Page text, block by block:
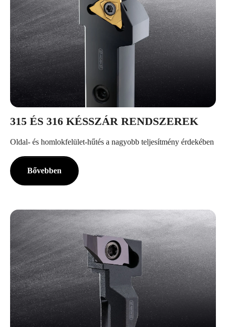
315 ÉS 316 KÉSSZÁR RENDSZEREK
Oldal- és homlokfelület-hűtés a nagyobb teljesítmény érdekében
Bővebben